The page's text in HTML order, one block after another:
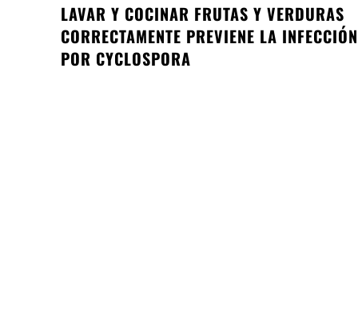
LAVAR Y COCINAR FRUTAS Y VERDURAS
CORRECTAMENTE PREVIENE LA INFECCIÓN
POR CYCLOSPORA